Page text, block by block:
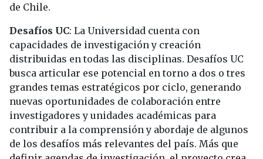
de Chile.
Desafíos UC: La Universidad cuenta con
capacidades de investigación y creación
distribuidas en todas las disciplinas. Desafíos UC
busca articular ese potencial en torno a dos o tres
grandes temas estratégicos por ciclo, generando
nuevas oportunidades de colaboración entre
investigadores y unidades académicas para
contribuir a la comprensión y abordaje de algunos
de los desafíos más relevantes del país. Más que